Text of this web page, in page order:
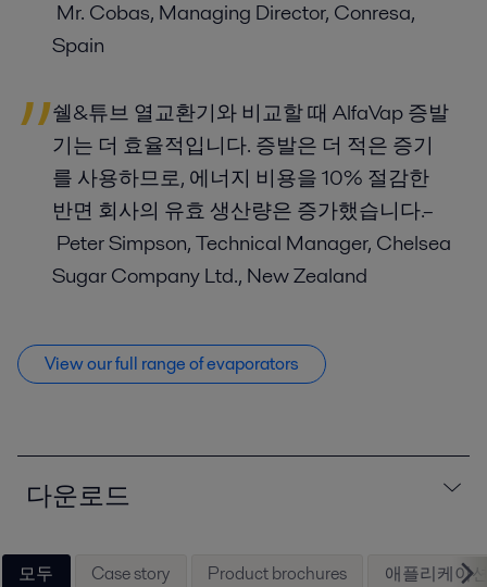
Mr. Cobas, Managing Director, Conresa,
Spain
쉘&튜브 열교환기와 비교할 때 AlfaVap 증발
기는 더 효율적입니다. 증발은 더 적은 증기
를 사용하므로, 에너지 비용을 10% 절감한
반면 회사의 유효 생산량은 증가했습니다.–
Peter Simpson, Technical Manager, Chelsea
Sugar Company Ltd., New Zealand
View our full range of evaporators
다운로드
모두 Case story Product brochures 애플리케이